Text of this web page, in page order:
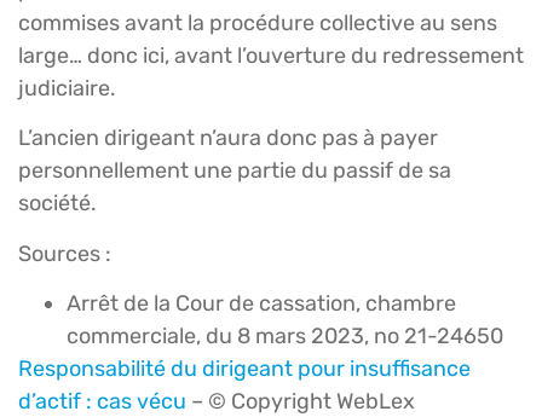
commises avant la procédure collective au sens
large… donc ici, avant l’ouverture du redressement
judiciaire.
L’ancien dirigeant n’aura donc pas à payer
personnellement une partie du passif de sa
société.
Sources :
Arrêt de la Cour de cassation, chambre
commerciale, du 8 mars 2023, no 21-24650
Responsabilité du dirigeant pour insuffisance
d’actif : cas vécu – © Copyright WebLex